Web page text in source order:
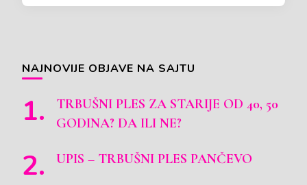
NAJNOVIJE OBJAVE NA SAJTU
TRBUŠNI PLES ZA STARIJE OD 40, 50
GODINA? DA ILI NE?
UPIS – TRBUŠNI PLES PANČEVO